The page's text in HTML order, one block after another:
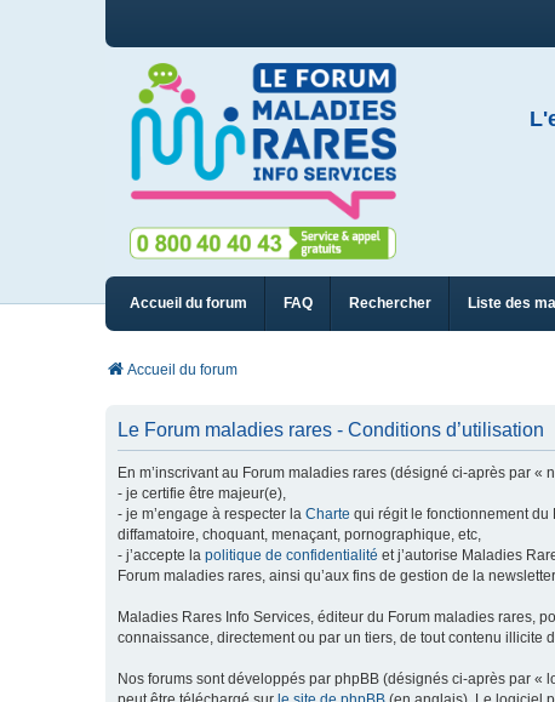
Accueil du forum FAQ Rechercher Liste des
Accueil du forum
Le Forum maladies rares - Conditions d’utilisation
En m’inscrivant au Forum maladies rares (désigné ci-après par
- je certifie être majeur(e),
- je m’engage à respecter la Charte qui régit le fonctionnement du
diffamatoire, choquant, menaçant, pornographique, etc,
- j’accepte la politique de confidentialité et j’autorise Maladies
Forum maladies rares, ainsi qu’aux fins de gestion de la
Maladies Rares Info Services, éditeur du Forum maladies rares,
connaissance, directement ou par un tiers, de tout contenu illicite
Nos forums sont développés par phpBB (désignés ci-après par